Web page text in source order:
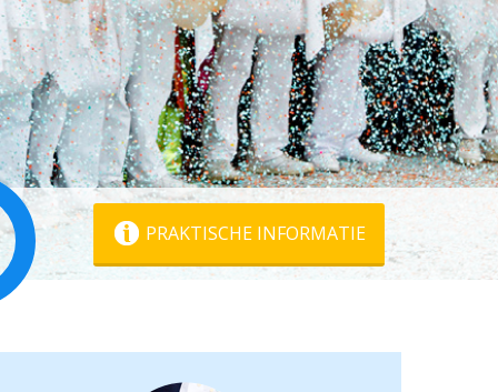
PRAKTISCHE INFORMATIE